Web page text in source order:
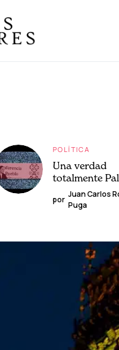
POLÍTICA
Una verdad
totalmente
por
Juan Carlos
Puga